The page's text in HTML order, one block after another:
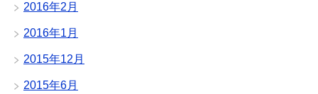
2016年2月
2016年1月
2015年12月
2015年6月